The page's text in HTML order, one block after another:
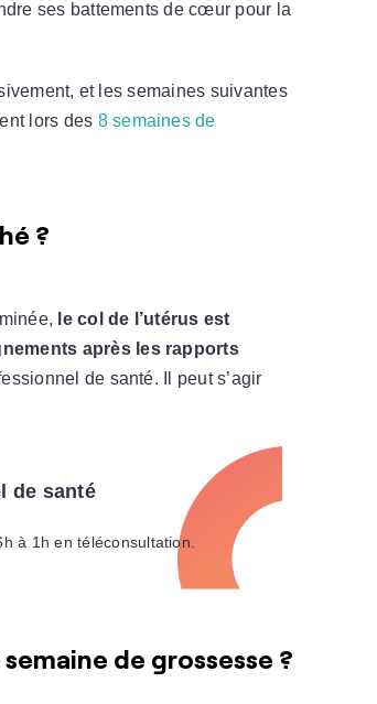
ses battements de cœur pour la
et les semaines suivantes
lors des 8 semaines de
?
le col de l’utérus est
après les rapports
de santé. Il peut s’agir
de santé
à 1h en téléconsultation.
de grossesse ?